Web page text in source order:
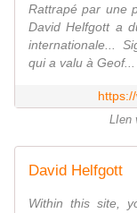
Rattrapé par une
David Helfgott a
internationale...
qui a valu à Geof...
LIen
David Helfgott
Within this site,